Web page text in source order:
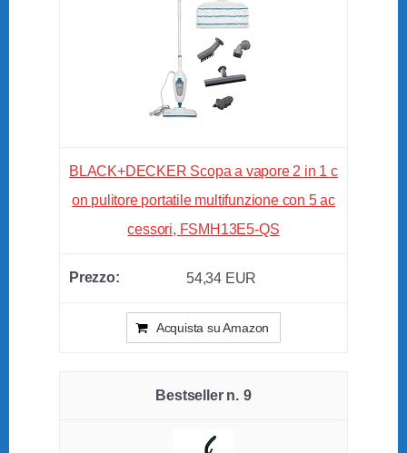
BLACK+DECKER Scopa a vapore 2 in 1 c
on pulitore portatile multifunzione con 5 ac
cessori, FSMH13E5-QS
54,34 EUR
Acquista su Amazon
9